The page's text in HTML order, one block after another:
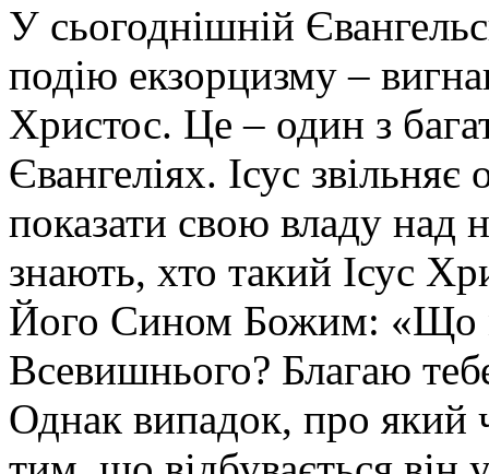
У сьогоднішній
подію екзорцизму –
Христос. Це – один з
Євангеліях. Ісус
показати свою владу
знають, хто такий Ісус
Його Сином Божим: «Що
Всевишнього? Благаю
Однак випадок, про який